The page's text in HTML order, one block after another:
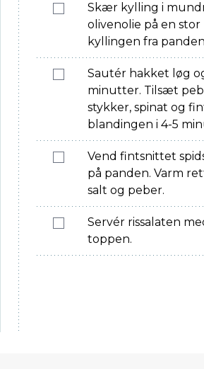
Skær kylling i
olivenolie på en
kyllingen fra
Sautér hakket løg
minutter. Tilsæt
stykker, spinat og
blandingen i 4-5
Vend fintsnittet
på panden. Varm
salt og peber.
Servér rissalaten
toppen.